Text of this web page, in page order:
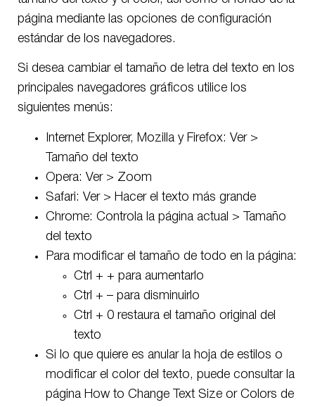
página mediante las opciones de configuración
estándar de los navegadores.
Si desea cambiar el tamaño de letra del texto en los
principales navegadores gráficos utilice los
siguientes menús:
Internet Explorer, Mozilla y Firefox: Ver >
Tamaño del texto
Opera: Ver > Zoom
Safari: Ver > Hacer el texto más grande
Chrome: Controla la página actual > Tamaño
del texto
Para modificar el tamaño de todo en la página:
Ctrl + + para aumentarlo
Ctrl + – para disminuirlo
Ctrl + 0 restaura el tamaño original del
texto
Si lo que quiere es anular la hoja de estilos o
modificar el color del texto, puede consultar la
página How to Change Text Size or Colors de